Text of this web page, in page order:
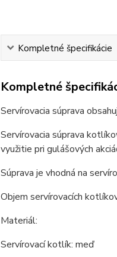
Kompletné špecifikácie
Kompletné
Servírovacia súprava
Servírovacia súprava
využitie pri gulášových
Súprava je vhodná na
Objem servírovacích
Materiál:
Servírovací kotlík: meď